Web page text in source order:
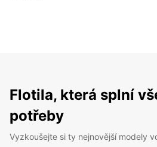
Flotila, která splní
potřeby
Vyzkoušejte si ty nejnovější modely